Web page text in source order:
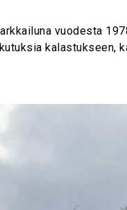
vuodesta
kalastukseen,